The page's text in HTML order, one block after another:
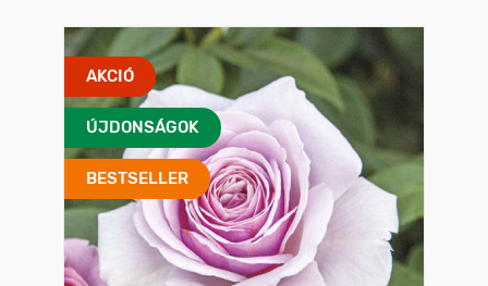
AKCIÓ
ÚJDONSÁGOK
BESTSELLER